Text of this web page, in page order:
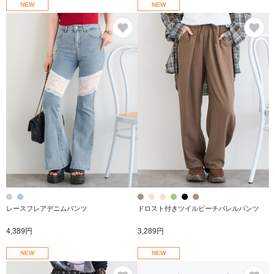
NEW
お気に入り
レースフレアデニムパンツ
4,389円
NEW
ドロスト付きツイルピーチバレルパンツ
3,289円
NEW NEW